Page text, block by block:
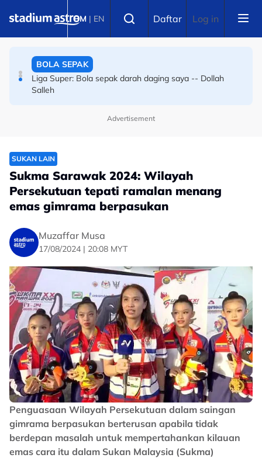
BM | EN Daftar Log in
Bola sepak Korea Selatan goncang lagi, hiburan seks
BOLA SEPAK
Liga Super: Bola sepak darah daging saya -- Dollah
Salleh
Advertisement
SUKAN LAIN
Sukma Sarawak 2024: Wilayah
Persekutuan tepati ramalan menang
emas gimrama berpasukan
Muzaffar Musa
17/08/2024 | 20:08 MYT
Penguasaan Wilayah Persekutuan dalam saingan
gimrama berpasukan berterusan apabila tidak
berdepan masalah untuk mempertahankan kilauan
emas cara itu dalam Sukan Malaysia (Sukma)